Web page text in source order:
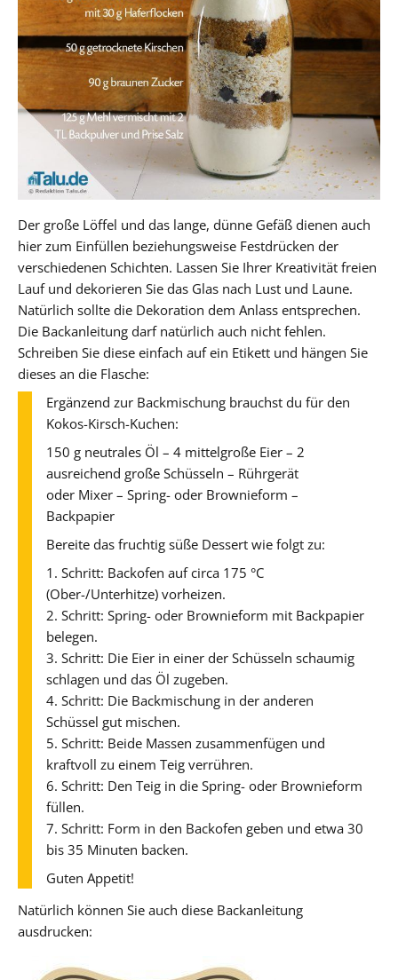
Der große Löffel und das lange, dünne Gefäß dienen auch
hier zum Einfüllen beziehungsweise Festdrücken der
verschiedenen Schichten. Lassen Sie Ihrer Kreativität freien
Lauf und dekorieren Sie das Glas nach Lust und Laune.
Natürlich sollte die Dekoration dem Anlass entsprechen.
Die Backanleitung darf natürlich auch nicht fehlen.
Schreiben Sie diese einfach auf ein Etikett und hängen Sie
dieses an die Flasche:
Ergänzend zur Backmischung brauchst du für den
Kokos-Kirsch-Kuchen:
150 g neutrales Öl – 4 mittelgroße Eier – 2
ausreichend große Schüsseln – Rührgerät
oder Mixer – Spring- oder Brownieform –
Backpapier
Bereite das fruchtig süße Dessert wie folgt zu:
1. Schritt: Backofen auf circa 175 °C
(Ober-/Unterhitze) vorheizen.
2. Schritt: Spring- oder Brownieform mit Backpapier
belegen.
3. Schritt: Die Eier in einer der Schüsseln schaumig
schlagen und das Öl zugeben.
4. Schritt: Die Backmischung in der anderen
Schüssel gut mischen.
5. Schritt: Beide Massen zusammenfügen und
kraftvoll zu einem Teig verrühren.
6. Schritt: Den Teig in die Spring- oder Brownieform
füllen.
7. Schritt: Form in den Backofen geben und etwa 30
bis 35 Minuten backen.
Guten Appetit!
Natürlich können Sie auch diese Backanleitung
ausdrucken: